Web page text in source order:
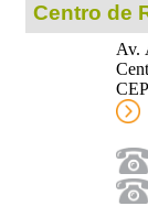
Centro de
Av.